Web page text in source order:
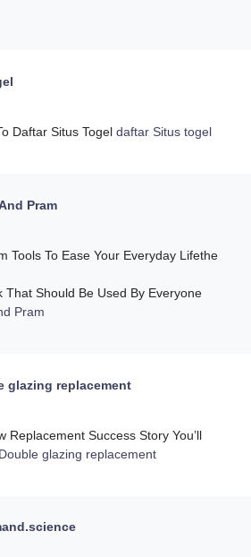
Daftar Situs Togeldaftar Situs togel
Pram
Tools To Ease Your Everyday Lifethe
That Should Be Used By Everyone
Pram
glazing replacement
Replacement Success Story You’ll
glazing replacement